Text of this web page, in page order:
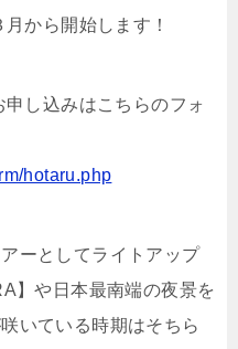
から開始します！
し込みはこちらのフォ
hotaru.php
ーとしてライトアップ
】や日本最南端の夜景を
いている時期はそちら